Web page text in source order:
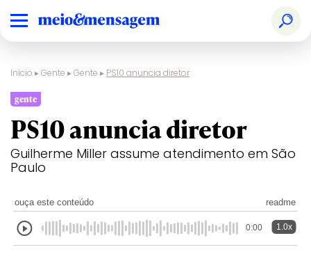
Início ▸Gente ▸Gente ▸ PS10 anuncia diretor
gente
PS10 anuncia diretor
Guilherme Miller assume atendimento em São
Paulo
ouça este conteúdo readme
0:00 1.0x